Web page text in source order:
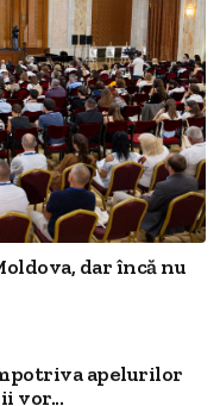
dar încă nu
apelurilor
vor...